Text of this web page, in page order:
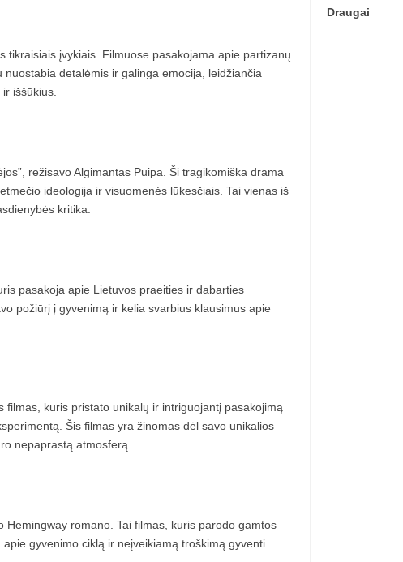
tikraisiais įvykiais. Filmuose pasakojama apie partizanų
detalėmis ir galinga emocija, leidžiančia
iššūkius.
režisavo Algimantas Puipa. Ši tragikomiška drama
ideologija ir visuomenės lūkesčiais. Tai vienas iš
kritika.
pasakoja apie Lietuvos praeities ir dabarties
požiūrį į gyvenimą ir kelia svarbius klausimus apie
filmas, kuris pristato unikalų ir intriguojantį pasakojimą
Šis filmas yra žinomas dėl savo unikalios
nepaprastą atmosferą.
Hemingway romano. Tai filmas, kuris parodo gamtos
gyvenimo ciklą ir neįveikiamą troškimą gyventi.
Draugai